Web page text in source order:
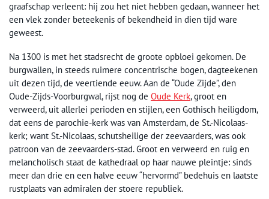
graafschap verleent: hij zou het niet hebben gedaan, wanneer het
een vlek zonder beteekenis of bekendheid in dien tijd ware
geweest.
Na 1300 is met het stadsrecht de groote opbloei gekomen. De
burgwallen, in steeds ruimere concentrische bogen, dagteekenen
uit dezen tijd, de veertiende eeuw. Aan de “Oude Zijde”, den
Oude-Zijds-Voorburgwal, rijst nog de Oude Kerk, groot en
verweerd, uit allerlei perioden en stijlen, een Gothisch heiligdom,
dat eens de parochie-kerk was van Amsterdam, de St.-Nicolaas-
kerk; want St.-Nicolaas, schutsheilige der zeevaarders, was ook
patroon van de zeevaarders-stad. Groot en verweerd en ruig en
melancholisch staat de kathedraal op haar nauwe pleintje: sinds
meer dan drie en een halve eeuw “hervormd” bedehuis en laatste
rustplaats van admiralen der stoere republiek.